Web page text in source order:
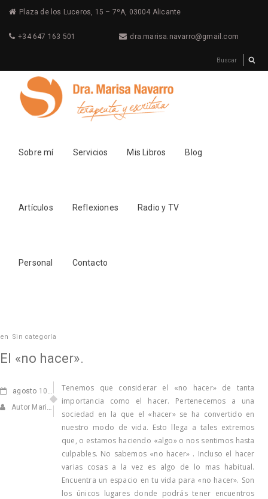
Plaza de los Luceros, 15 – 7ºA, 03004 Alicante
+34 647 163 501 dra.marisa.navarro@gmail.com
Sobre mí Servicios Mis Libros Blog
Artículos Reflexiones Radio y TV
Personal Contacto
en Sin categoría
El «no hacer».
agosto 10, 2012
Autor Marisa Navarro
Tenemos que considerar el «no hacer» de tanta
importancia como el hacer. Pertenecemos a una
sociedad en la que el «hacer» se ha convertido en
nuestro modo de vida. Esto llega a tales extremos
que, o estamos haciendo «algo» o nos sentimos hasta
culpables. No sabemos «no hacer» . Incluso el hacer
varias cosas a la vez es algo de lo mas habitual.
Encuentra un espacio en tu vida para «no hacer». Son
los únicos lugares donde podrás tener encuentros